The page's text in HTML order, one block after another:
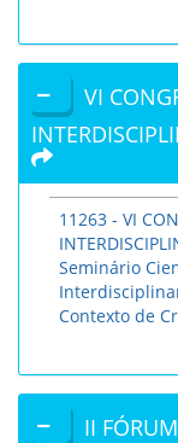
VI
11263 - VI
Seminário
Contexto de
II